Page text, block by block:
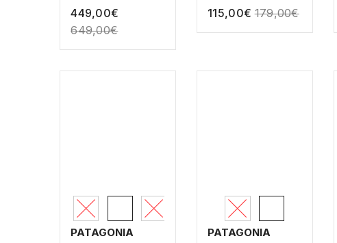
449,00€
649,00€
115,00€ 179,00€
PATAGONIA PATAGONIA